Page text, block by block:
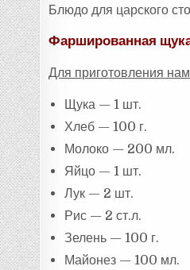
Блюдо для царского
Фаршированная
Для приготовления
Щука — 1 шт.
Хлеб — 100 г.
Молоко — 200 мл.
Яйцо — 1 шт.
Лук — 2 шт.
Рис — 2 ст.л.
Зелень — 100 г.
Майонез — 100 мл.